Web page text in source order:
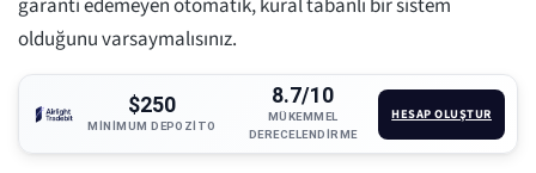
garanti edemeyen otomatik, kural tabanlı bir sistem
olduğunu varsaymalısınız.
$250
MINIMUM DEPOZITO
8.7/10
MÜKEMMEL
DERECELENDIRME
HESAP OLUŞTUR